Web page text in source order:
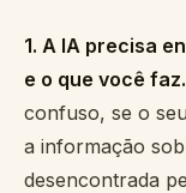
1. A IA precisa
e o que você faz.
confuso, se o
a informação
desencontrada